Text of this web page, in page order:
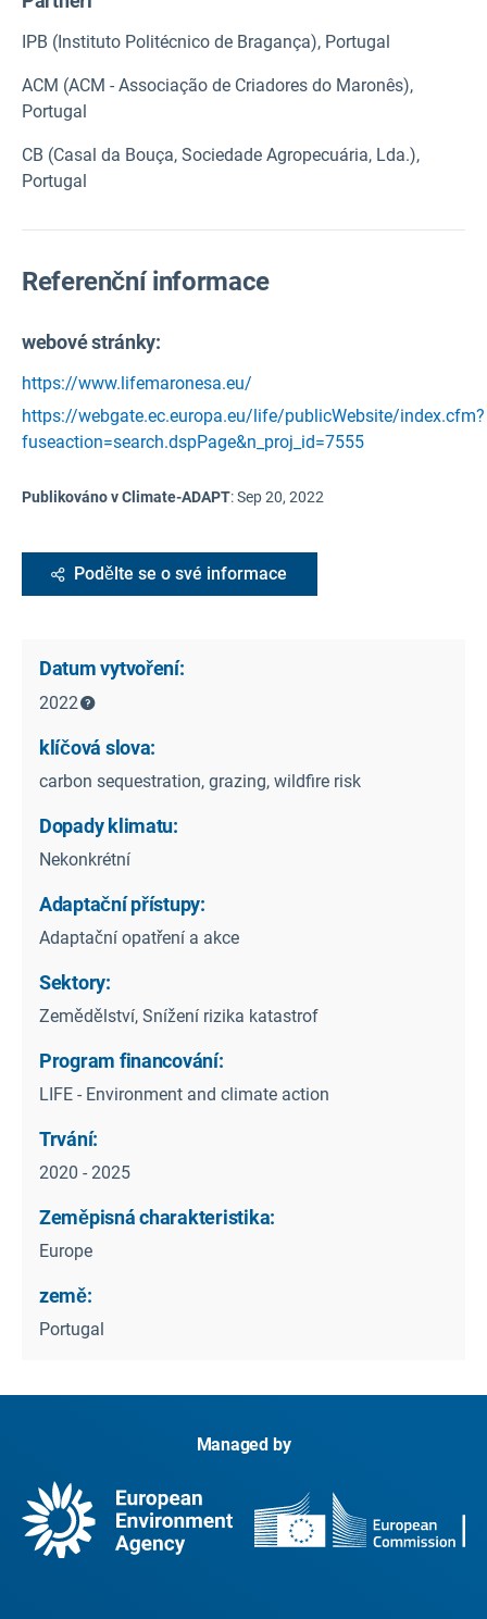
IPB (Instituto Politécnico de Bragança), Portugal
ACM (ACM - Associação de Criadores do Maronês),
Portugal
CB (Casal da Bouça, Sociedade Agropecuária, Lda.),
Portugal
Referenční informace
webové stránky:
https://www.lifemaronesa.eu/
https://webgate.ec.europa.eu/life/publicWebsite/index.cfm?
fuseaction=search.dspPage&n_proj_id=7555
Publikováno v Climate-ADAPT:Sep 20, 2022
Podělte se o své informace
Datum vytvoření:
2022
klíčová slova:
carbon sequestration, grazing, wildfire risk
Dopady klimatu:
Nekonkrétní
Adaptační přístupy:
Adaptační opatření a akce
Sektory:
Zemědělství, Snížení rizika katastrof
Program financování:
LIFE - Environment and climate action
Trvání:
2020 - 2025
Zeměpisná charakteristika:
Europe
země:
Portugal
Managed by